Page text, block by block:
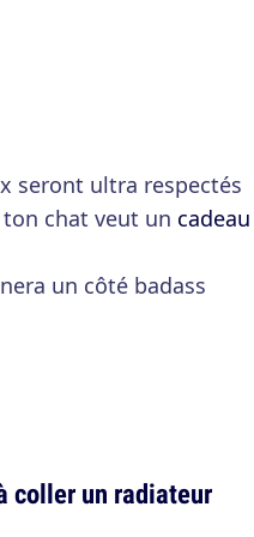
seront ultra respectés
chat veut un
un côté badass
coller un radiateur